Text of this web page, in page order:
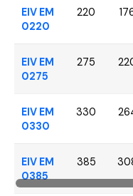
EIV EM
0220
220
EIV EM
0275
275
EIV EM
0330
330
EIV EM
0385
385